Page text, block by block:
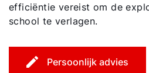
efficiëntie vereist om de
school te verlagen.
Persoonlijk advies